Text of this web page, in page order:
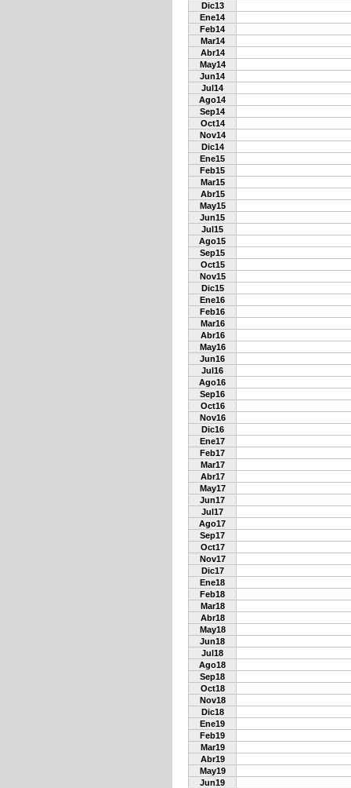
Dic13
Ene14
Feb14
Mar14
Abr14
May14
Jun14
Jul14
Ago14
Sep14
Oct14
Nov14
Dic14
Ene15
Feb15
Mar15
Abr15
May15
Jun15
Jul15
Ago15
Sep15
Oct15
Nov15
Dic15
Ene16
Feb16
Mar16
Abr16
May16
Jun16
Jul16
Ago16
Sep16
Oct16
Nov16
Dic16
Ene17
Feb17
Mar17
Abr17
May17
Jun17
Jul17
Ago17
Sep17
Oct17
Nov17
Dic17
Ene18
Feb18
Mar18
Abr18
May18
Jun18
Jul18
Ago18
Sep18
Oct18
Nov18
Dic18
Ene19
Feb19
Mar19
Abr19
May19
Jun19